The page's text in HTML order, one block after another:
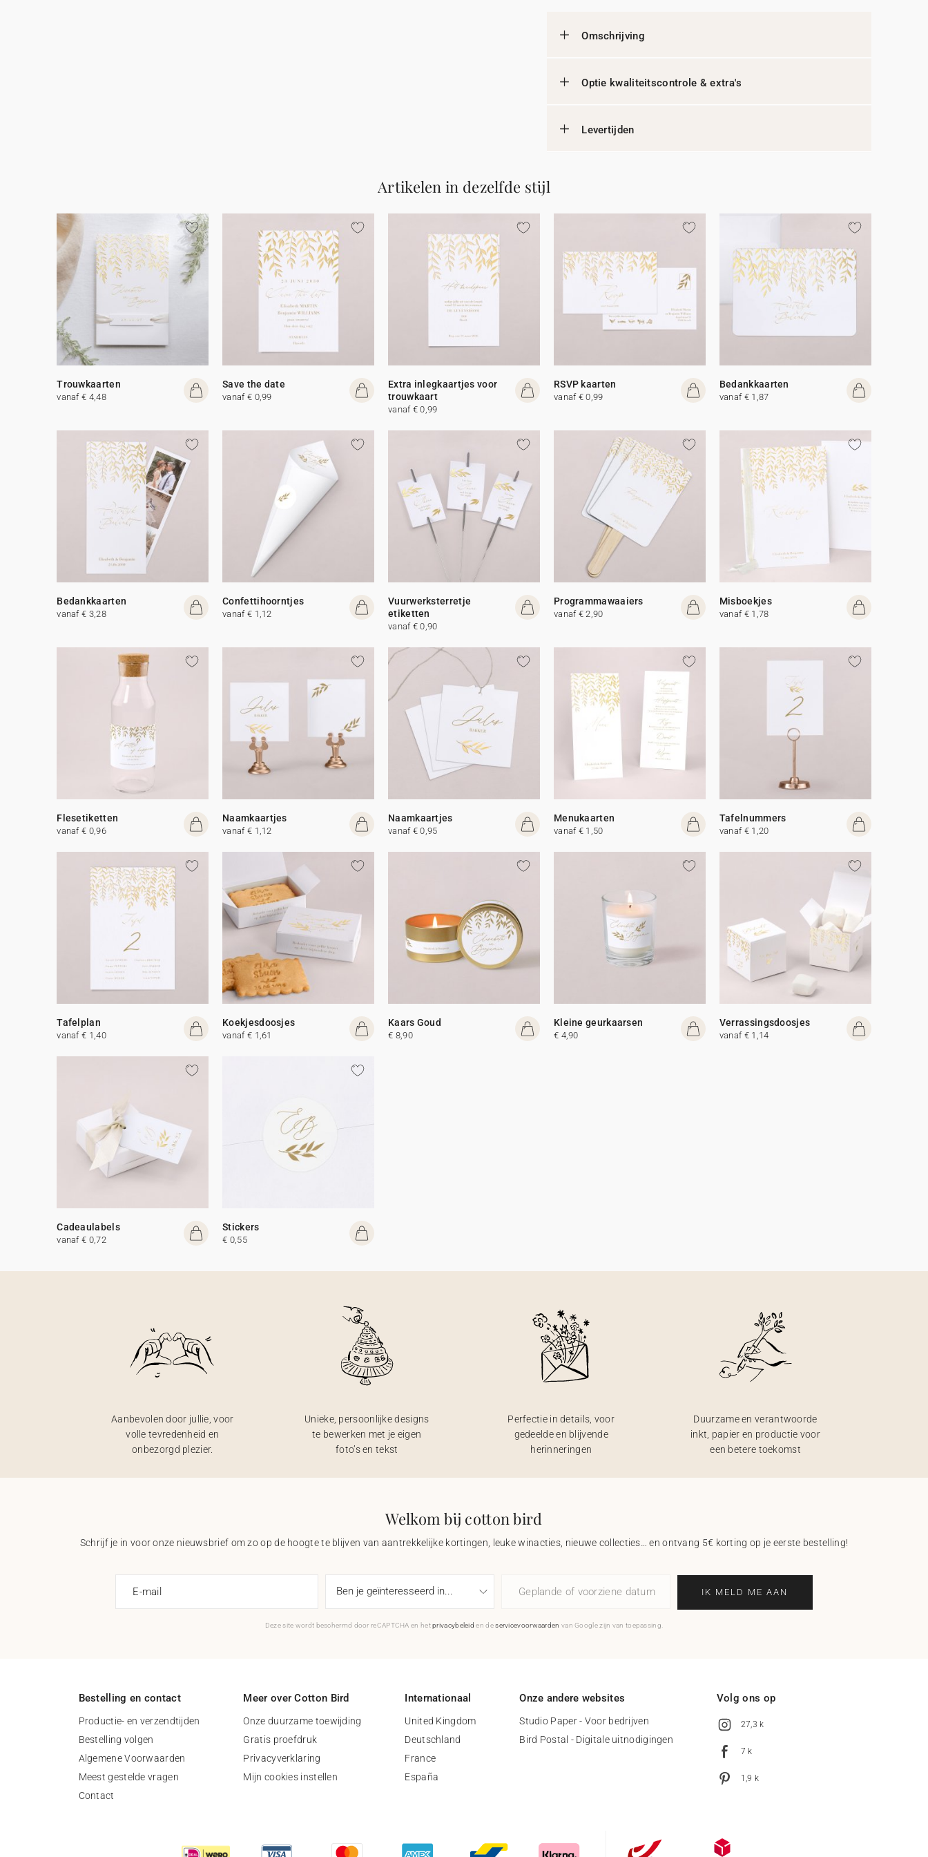
Omschrijving
Optie kwaliteitscontrole & extra's
Levertijden
Artikelen in dezelfde stijl
Trouwkaarten
vanaf € 4,48
Save the date
vanaf € 0,99
Extra inlegkaartjes voor
trouwkaart
vanaf € 0,99
RSVP kaarten
vanaf € 0,99
Bedankkaarten
vanaf € 1,87
Bedankkaarten
vanaf € 3,28
Confettihoorntjes
vanaf € 1,12
Vuurwerksterretje
etiketten
vanaf € 0,90
Programmawaaiers
vanaf € 2,90
Misboekjes
vanaf € 1,78
Flesetiketten
vanaf € 0,96
Naamkaartjes
vanaf € 1,12
Naamkaartjes
vanaf € 0,95
Menukaarten
vanaf € 1,50
Tafelnummers
vanaf € 1,20
Tafelplan
vanaf € 1,40
Koekjesdoosjes
vanaf € 1,61
Kaars Goud
€ 8,90
Kleine geurkaarsen
€ 4,90
Verrassingsdoosjes
vanaf € 1,14
Cadeaulabels
vanaf € 0,72
Stickers
€ 0,55
Aanbevolen door jullie, voor
volle tevredenheid en
onbezorgd plezier.
Unieke, persoonlijke designs
te bewerken met je eigen
foto’s en tekst
Perfectie in details, voor
gedeelde en blijvende
herinneringen
Duurzame en verantwoorde
inkt, papier en productie voor
een betere toekomst
Welkom bij cotton bird
Schrijf je in voor onze nieuwsbrief om zo op de hoogte te blijven van aantrekkelijke kortingen, leuke winacties, nieuwe collecties… en ontvang 5€ korting op je eerste bestelling!
E-mail Geplande of voorziene datum IK MELD ME AAN
Deze site wordt beschermd door reCAPTCHA en hetprivacybeleid en deservicevoorwaarden van Google zijn van toepassing.
Bestelling en contact
Productie- en verzendtijden
Bestelling volgen
Algemene Voorwaarden
Meest gestelde vragen
Contact
Meer over Cotton Bird
Onze duurzame toewijding
Gratis proefdruk
Privacyverklaring
Mijn cookies instellen
Internationaal
United Kingdom
Deutschland
France
España
Onze andere websites
Studio Paper - Voor bedrijven
Bird Postal - Digitale uitnodigingen
Volg ons op
27,3 k
7 k
1,9 k